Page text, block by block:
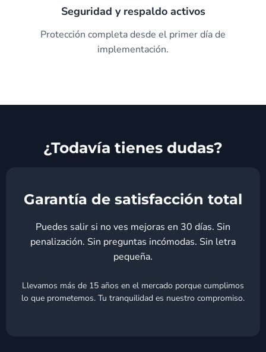
Seguridad y respaldo activos
Protección completa desde el primer día de
implementación.
¿Todavía tienes dudas?
Garantía de satisfacción total
Puedes salir si no ves mejoras en 30 días. Sin
penalización. Sin preguntas incómodas. Sin letra
pequeña.
Llevamos más de 15 años en el mercado porque cumplimos
lo que prometemos. Tu tranquilidad es nuestro compromiso.